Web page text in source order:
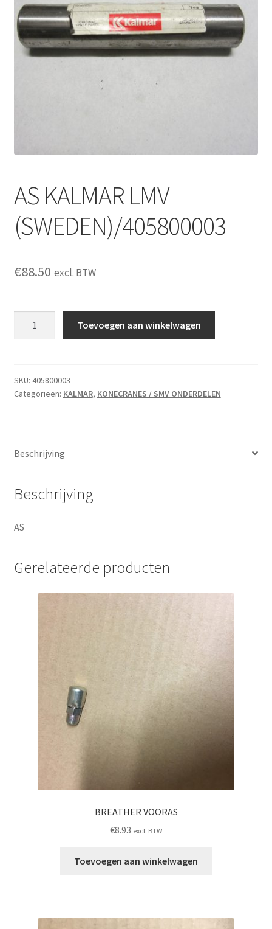
AS KALMAR LMV
(SWEDEN)/405800003
€88.50 excl. BTW
aantal
Toevoegen aan winkelwagen
SKU: 405800003
Categorieën: KALMAR, KONECRANES / SMV ONDERDELEN
Beschrijving
Beschrijving
AS
Gerelateerde producten
BREATHER VOORAS
€8.93 excl. BTW
Toevoegen aan winkelwagen